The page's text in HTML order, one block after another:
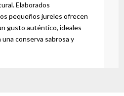
Elaborados
pequeños jureles ofrecen
gusto auténtico, ideales
conserva sabrosa y